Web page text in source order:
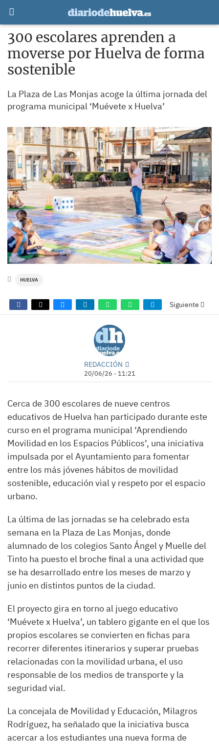
300 escolares aprenden a
moverse por Huelva de forma
sostenible
La Plaza de Las Monjas acoge la última jornada del
programa municipal ‘Muévete x Huelva’
HUELVA
Siguiente
REDACCIÓN
20/06/26 - 11:21
Cerca de 300 escolares de nueve centros
educativos de Huelva han participado durante este
curso en el programa municipal ‘Aprendiendo
Movilidad en los Espacios Públicos’, una iniciativa
impulsada por el Ayuntamiento para fomentar
entre los más jóvenes hábitos de movilidad
sostenible, educación vial y respeto por el espacio
urbano.
La última de las jornadas se ha celebrado esta
semana en la Plaza de Las Monjas, donde
alumnado de los colegios Santo Ángel y Muelle del
Tinto ha puesto el broche final a una actividad que
se ha desarrollado entre los meses de marzo y
junio en distintos puntos de la ciudad.
El proyecto gira en torno al juego educativo
‘Muévete x Huelva’, un tablero gigante en el que los
propios escolares se convierten en fichas para
recorrer diferentes itinerarios y superar pruebas
relacionadas con la movilidad urbana, el uso
responsable de los medios de transporte y la
seguridad vial.
La concejala de Movilidad y Educación, Milagros
Rodríguez, ha señalado que la iniciativa busca
acercar a los estudiantes una nueva forma de